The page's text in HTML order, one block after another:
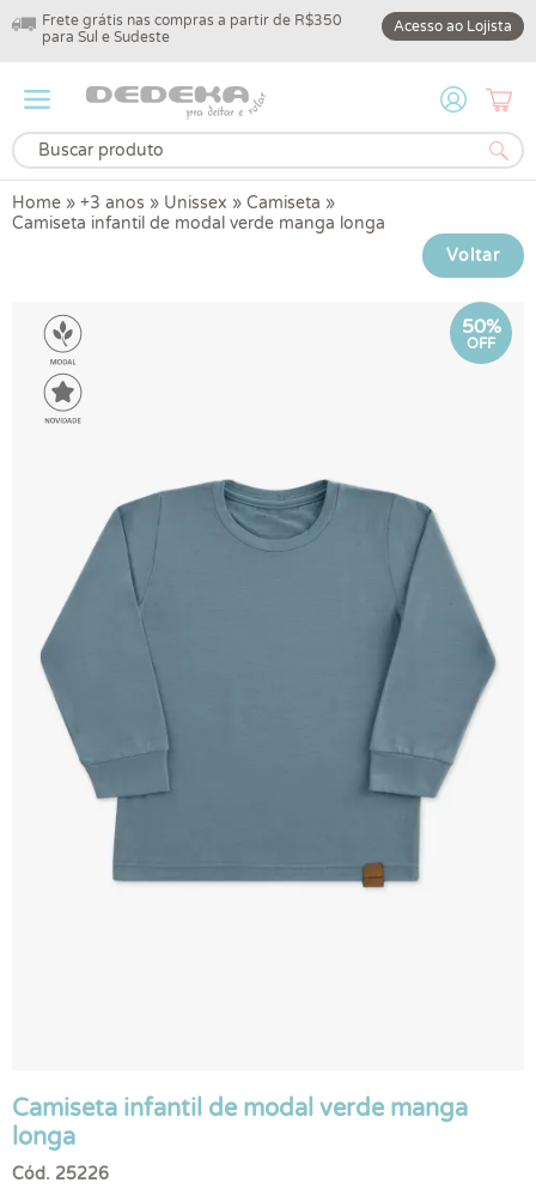
Frete grátis nas compras a partir de R$350
para Sul e Sudeste
10% off na
DEDEKA10
Acesso ao Lojista
Home » +3 anos » Unissex » Camiseta »
Camiseta infantil de modal verde manga longa
Voltar
50%
OFF
Camiseta infantil de modal verde manga
longa
Cód. 25226